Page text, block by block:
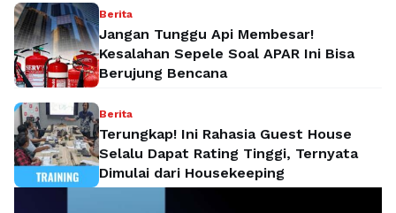
Berita
Jangan Tunggu Api Membesar!
Kesalahan Sepele Soal APAR Ini Bisa
Berujung Bencana
Berita
Terungkap! Ini Rahasia Guest House
Selalu Dapat Rating Tinggi, Ternyata
Dimulai dari Housekeeping